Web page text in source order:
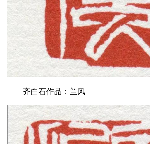
齐白石作品：兰风